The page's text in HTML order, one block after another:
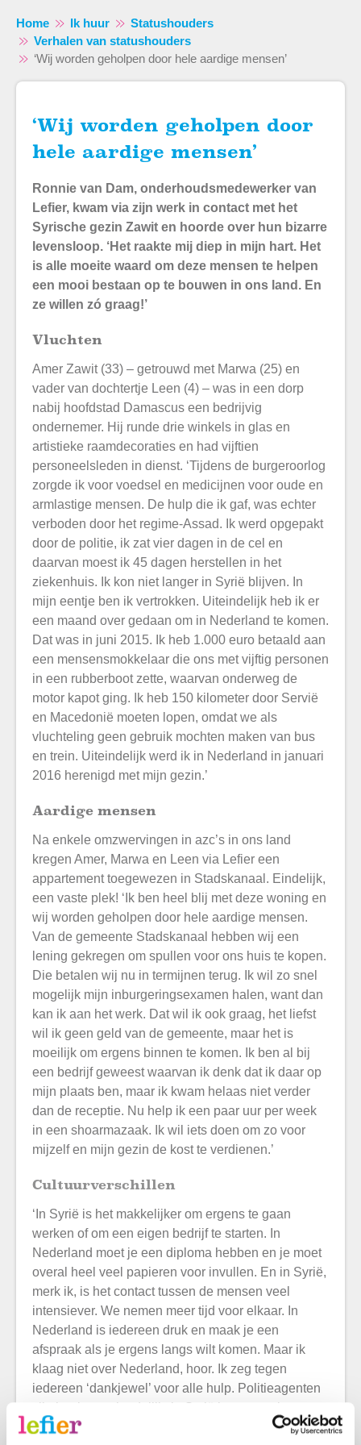
Naar hoofdinhoud
Naar hoofdnavigatiemenu
Naar zoeken
Home Ik huur
Statushouders
Verhalen van statushouders
‘Wij worden geholpen door hele aardige mensen’
‘Wij worden geholpen door
hele aardige mensen’
Ronnie van Dam, onderhoudsmedewerker van
Lefier, kwam via zijn werk in contact met het
Syrische gezin Zawit en hoorde over hun bizarre
levensloop. ‘Het raakte mij diep in mijn hart. Het
is alle moeite waard om deze mensen te helpen
een mooi bestaan op te bouwen in ons land. En
ze willen zó graag!’
Vluchten
Amer Zawit (33) – getrouwd met Marwa (25) en
vader van dochtertje Leen (4) – was in een dorp
nabij hoofdstad Damascus een bedrijvig
ondernemer. Hij runde drie winkels in glas en
artistieke raamdecoraties en had vijftien
personeelsleden in dienst. ‘Tijdens de burgeroorlog
zorgde ik voor voedsel en medicijnen voor oude en
armlastige mensen. De hulp die ik gaf, was echter
verboden door het regime-Assad. Ik werd opgepakt
door de politie, ik zat vier dagen in de cel en
daarvan moest ik 45 dagen herstellen in het
ziekenhuis. Ik kon niet langer in Syrië blijven. In
mijn eentje ben ik vertrokken. Uiteindelijk heb ik er
een maand over gedaan om in Nederland te komen.
Dat was in juni 2015. Ik heb 1.000 euro betaald aan
een mensensmokkelaar die ons met vijftig personen
in een rubberboot zette, waarvan onderweg de
motor kapot ging. Ik heb 150 kilometer door Servië
en Macedonië moeten lopen, omdat we als
vluchteling geen gebruik mochten maken van bus
en trein. Uiteindelijk werd ik in Nederland in januari
2016 herenigd met mijn gezin.’
Aardige mensen
Na enkele omzwervingen in azc’s in ons land
kregen Amer, Marwa en Leen via Lefier een
appartement toegewezen in Stadskanaal. Eindelijk,
een vaste plek! ‘Ik ben heel blij met deze woning en
wij worden geholpen door hele aardige mensen.
Van de gemeente Stadskanaal hebben wij een
lening gekregen om spullen voor ons huis te kopen.
Die betalen wij nu in termijnen terug. Ik wil zo snel
mogelijk mijn inburgeringsexamen halen, want dan
kan ik aan het werk. Dat wil ik ook graag, het liefst
wil ik geen geld van de gemeente, maar het is
moeilijk om ergens binnen te komen. Ik ben al bij
een bedrijf geweest waarvan ik denk dat ik daar op
mijn plaats ben, maar ik kwam helaas niet verder
dan de receptie. Nu help ik een paar uur per week
in een shoarmazaak. Ik wil iets doen om zo voor
mijzelf en mijn gezin de kost te verdienen.’
Cultuurverschillen
‘In Syrië is het makkelijker om ergens te gaan
werken of om een eigen bedrijf te starten. In
Nederland moet je een diploma hebben en je moet
overal heel veel papieren voor invullen. En in Syrië,
merk ik, is het contact tussen de mensen veel
intensiever. We nemen meer tijd voor elkaar. In
Nederland is iedereen druk en maak je een
afspraak als je ergens langs wilt komen. Maar ik
klaag niet over Nederland, hoor. Ik zeg tegen
iedereen ‘dankjewel’ voor alle hulp. Politieagenten
zijn heel erg vriendelijk, in Syrië heerst veel
corruptie bij de politie. Nederland is een vrij land. In